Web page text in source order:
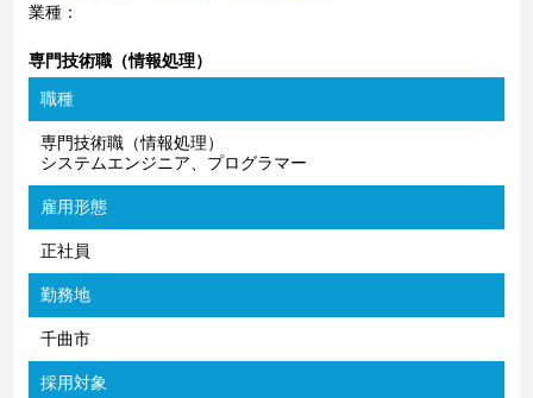
業種：
専門技術職（情報処理）
職種
専門技術職（情報処理）
システムエンジニア、プログラマー
雇用形態
正社員
勤務地
千曲市
採用対象